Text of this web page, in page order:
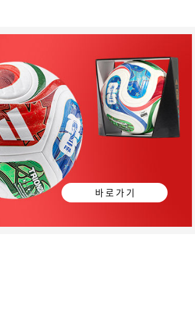
바 로 가 기